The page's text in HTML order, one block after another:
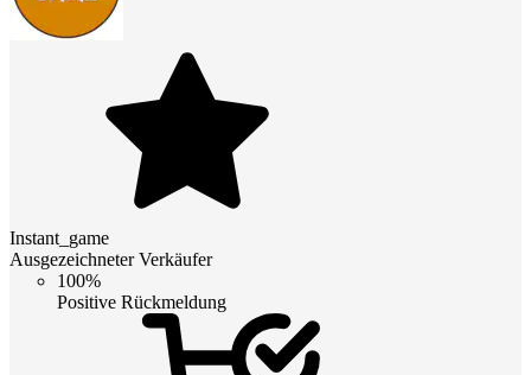
Instant_game
Ausgezeichneter Verkäufer
100%
Positive Rückmeldung